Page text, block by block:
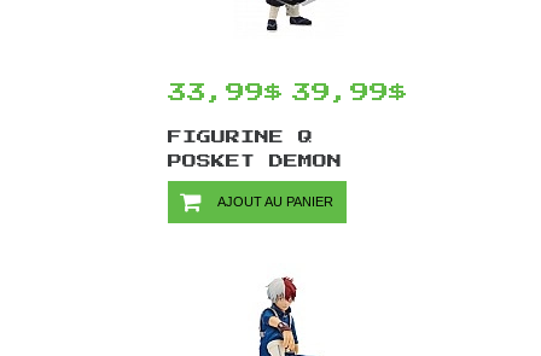
33,99$ 39,99$
FIGURINE Q
POSKET DEMON
SLAYER PAR
BANPRESTO - GIYU
AJOUT AU PANIER